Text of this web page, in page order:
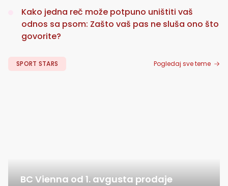
Kako jedna reč može potpuno uništiti vaš
odnos sa psom: Zašto vaš pas ne sluša ono što
govorite?
SPORT STARS Pogledaj sve teme
BC Vienna od 1. avgusta prodaje